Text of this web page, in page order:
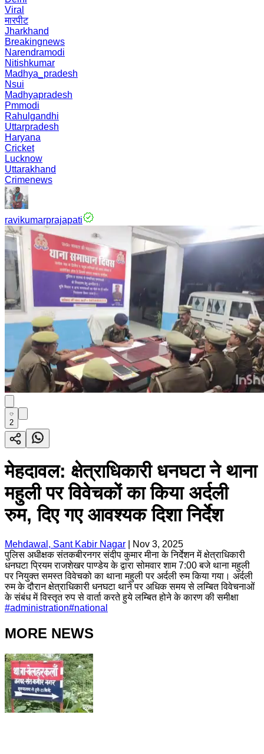
Viral
मारपीट
Jharkhand
Breakingnews
Narendramodi
Nitishkumar
Madhya_pradesh
Nsui
Madhyapradesh
Pmmodi
Rahulgandhi
Uttarpradesh
Haryana
Cricket
Lucknow
Uttarakhand
Crimenews
ravikumarprajapati
2
मेहदावल: क्षेत्राधिकारी धनघटा ने थाना
महुली पर विवेचकों का किया अर्दली
रुम, दिए गए आवश्यक दिशा निर्देश
Mehdawal, Sant Kabir Nagar
Nov 3, 2025
पुलिस अधीक्षक संतकबीरनगर संदीप कुमार मीना के निर्देशन में क्षेत्राधिकारी
धनघटा प्रियम राजशेखर पाण्डेय के द्वारा सोमवार शाम 7:00 बजे थाना महुली
पर नियुक्त समस्त विवेचको का थाना महुली पर अर्दली रुम किया गया। अर्दली
रुम के दौरान क्षेत्राधिकारी धनघटा थाने पर अधिक समय से लम्बित विवेचनाओं
के संबंध में विस्तृत रुप से वार्ता करते हुये लम्बित होने के कारण की समीक्षा
#administration#national
MORE NEWS